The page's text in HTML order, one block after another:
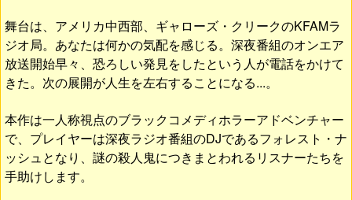
舞台は、アメリカ中西部、ギャローズ・クリークのKFAMラ
ジオ局。あなたは何かの気配を感じる。深夜番組のオンエア
放送開始早々、恐ろしい発見をしたという人が電話をかけて
きた。次の展開が人生を左右することになる...。
本作は一人称視点のブラックコメディホラーアドベンチャー
で、プレイヤーは深夜ラジオ番組のDJであるフォレスト・ナ
ッシュとなり、謎の殺人鬼につきまとわれるリスナーたちを
手助けします。